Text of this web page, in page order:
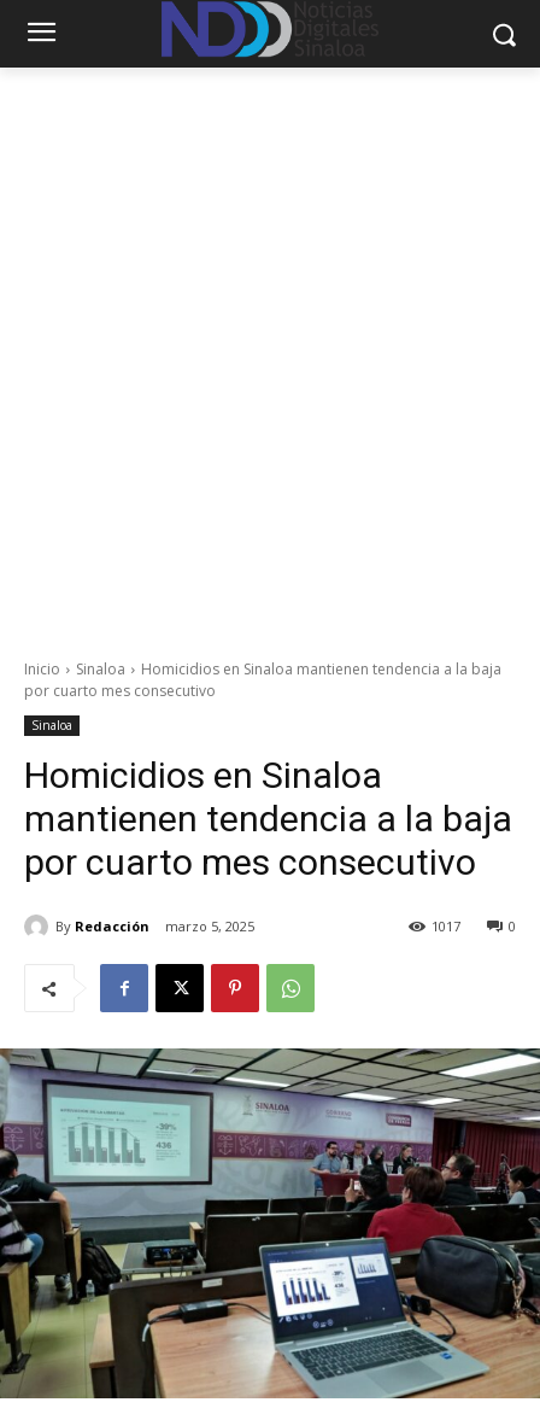
Inicio Sinaloa
Homicidios en Sinaloa mantienen tendencia a la baja
por cuarto mes consecutivo
Sinaloa
Homicidios en Sinaloa
mantienen tendencia a la baja
por cuarto mes consecutivo
By Redacción marzo 5, 2025 0
1017